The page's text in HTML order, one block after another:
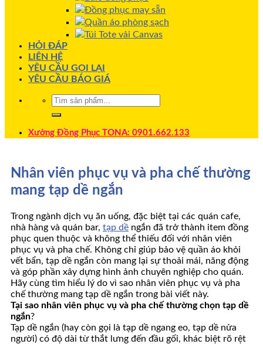
Đồng phục may sẵn
Quần áo phòng sạch
Túi Tote vải Canvas
HỎI ĐÁP
LIÊN HỆ
YÊU CẦU GỌI LẠI
YÊU CẦU BÁO GIÁ
Xưởng Đồng Phục TONA: 0901.662.133
Nhân viên phục vụ và pha chế thường
mang tạp dề ngắn
Trong ngành dịch vụ ăn uống, đặc biệt tại các quán cafe,
nhà hàng và quán bar, tạp dề ngắn đã trở thành item đồng
phục quen thuộc và không thể thiếu đối với nhân viên
phục vụ và pha chế. Không chỉ giúp bảo vệ quần áo khỏi
vết bẩn, tạp dề ngắn còn mang lại sự thoải mái, năng động
và góp phần xây dựng hình ảnh chuyên nghiệp cho quán.
Hãy cùng tìm hiểu lý do vì sao nhân viên phục vụ và pha
chế thường mang tạp dề ngắn trong bài viết này.
Tại sao nhân viên phục vụ và pha chế thường chọn tạp dề
ngắn?
Tạp dề ngắn (hay còn gọi là tạp dề ngang eo, tạp dề nửa
người) có độ dài từ thắt lưng đến đầu gối, khác biệt rõ rệt